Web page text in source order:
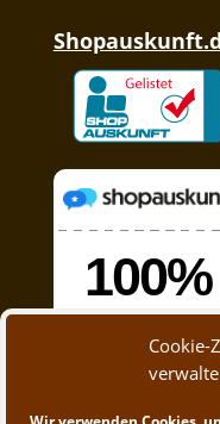
Cookie-